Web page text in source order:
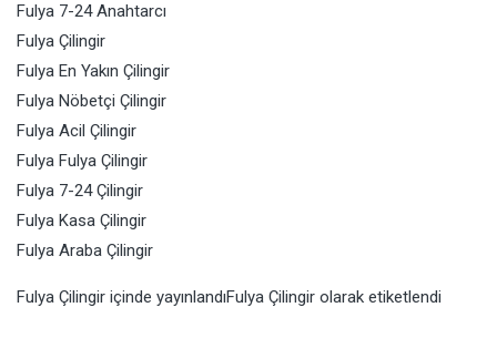
Fulya 7-24 Anahtarcı
Fulya Çilingir
Fulya En Yakın Çilingir
Fulya Nöbetçi Çilingir
Fulya Acil Çilingir
Fulya Fulya Çilingir
Fulya 7-24 Çilingir
Fulya Kasa Çilingir
Fulya Araba Çilingir
Fulya Çilingir içinde yayınlandıFulya Çilingir olarak etiketlendi